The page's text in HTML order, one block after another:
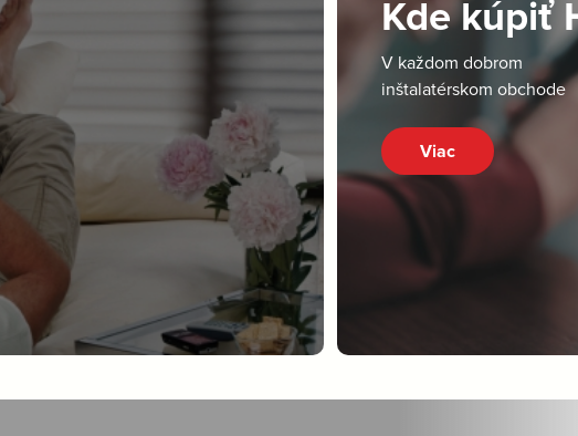
Kde kúpiť
V každom dobrom
inštalatérskom obchode
Viac